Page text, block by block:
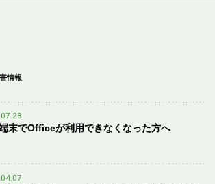
情報
末でOfficeが利用できなくなった方へ